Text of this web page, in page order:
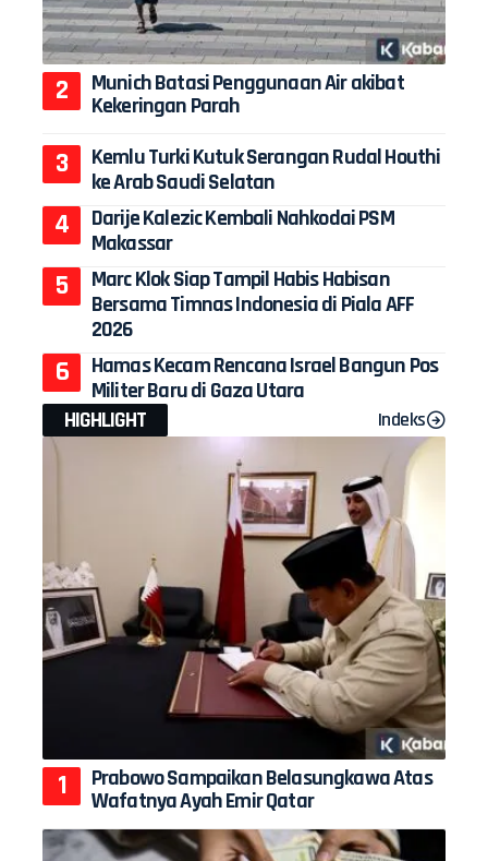
Munich Batasi Penggunaan Air akibat
Kekeringan Parah
Kemlu Turki Kutuk Serangan Rudal Houthi
ke Arab Saudi Selatan
Darije Kalezic Kembali Nahkodai PSM
Makassar
Marc Klok Siap Tampil Habis Habisan
Bersama Timnas Indonesia di Piala AFF
2026
Hamas Kecam Rencana Israel Bangun Pos
Militer Baru di Gaza Utara
HIGHLIGHT
Indeks
Prabowo Sampaikan Belasungkawa Atas
Wafatnya Ayah Emir Qatar